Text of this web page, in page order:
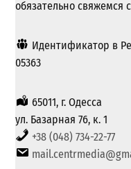
обязательно свяжемся
Идентификатор в
05363
65011, г. Одесса
ул. Базарная 76, к. 1
+38 (048) 734-22-77